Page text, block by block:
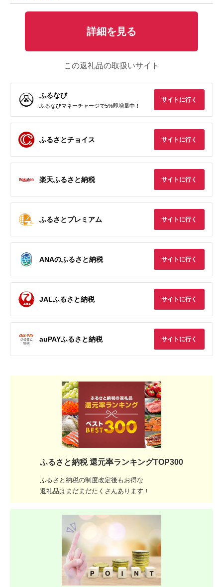
詳細を見る
この返礼品の取扱いサイト
ふるなび
ふるなびマネーチャージで5%即増量中！
サイトに行く
ふるさとチョイス サイトに行く
楽天ふるさと納税 サイトに行く
ふるさとプレミアム サイトに行く
ANAのふるさと納税 サイトに行く
JALふるさと納税 サイトに行く
auPAYふるさと納税 サイトに行く
ふるさと納税 還元率ランキングTOP300
ふるさと納税の制度改定後もお得な
返礼品はまだまだたくさんあります！